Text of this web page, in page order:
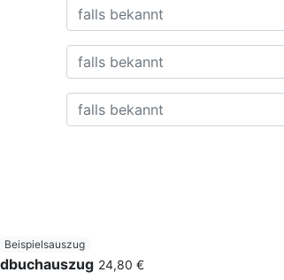
Beispielsauszug
24,80 €